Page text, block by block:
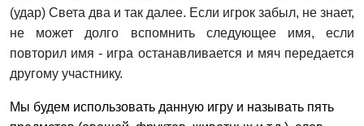
(удар) Света два и так далее. Если игрок забыл, не знает,
не может долго вспомнить следующее имя, если
повторил имя - игра останавливается и мяч передается
другому участнику.
Мы будем использовать данную игру и называть пять